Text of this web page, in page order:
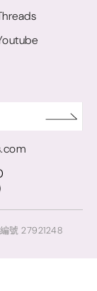
號 27921248